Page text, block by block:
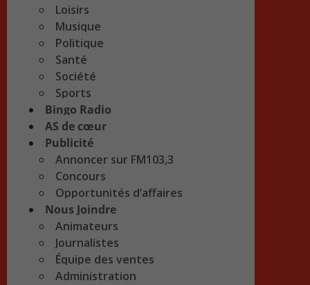
Loisirs
Musique
Politique
Santé
Société
Sports
Bingo Radio
AS de cœur
Publicité
Annoncer sur FM103,3
Concours
Opportunités d’affaires
Nous Joindre
Animateurs
Journalistes
Équipe des ventes
Administration